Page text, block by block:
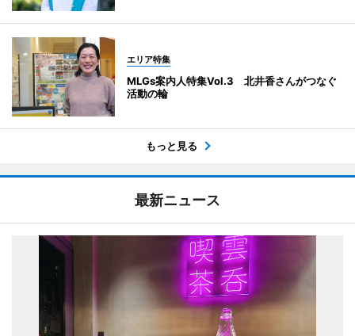
エリア特集
MLGs案内人特集Vol.3 北井香さんがつなぐ
活動の輪
もっと見る
最新ニュース